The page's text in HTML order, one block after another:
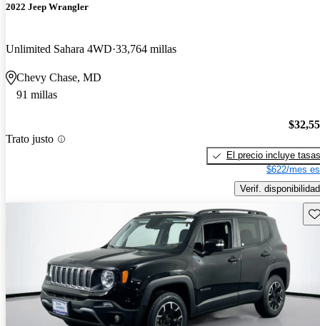
2022 Jeep Wrangler
Unlimited Sahara 4WD 33,764 millas
Chevy Chase, MD
91 millas
Trato justo
El precio incluye tasas
$622/mes
Verif. disponibilidad